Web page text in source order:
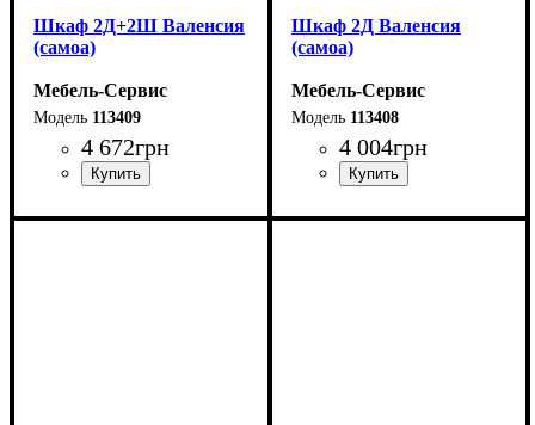
Шкаф 2Д+2Ш Валенсия
(самоа)
Мебель-Сервис
113409
4 672грн
Шкаф 2Д Валенсия
(самоа)
Мебель-Сервис
113408
4 004грн